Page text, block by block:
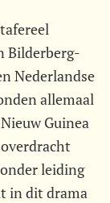
Bilderberg-
Nederlandse
allemaal
Guinea
leiding
in dit drama